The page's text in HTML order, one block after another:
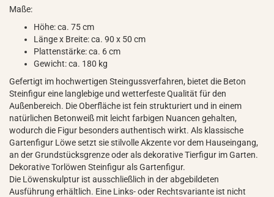
Maße:
Höhe: ca. 75 cm
Länge x Breite: ca. 90 x 50 cm
Plattenstärke: ca. 6 cm
Gewicht: ca. 180 kg
Gefertigt im hochwertigen Steingussverfahren, bietet die Beton
Steinfigur eine langlebige und wetterfeste Qualität für den
Außenbereich. Die Oberfläche ist fein strukturiert und in einem
natürlichen Betonweiß mit leicht farbigen Nuancen gehalten,
wodurch die Figur besonders authentisch wirkt. Als klassische
Gartenfigur Löwe setzt sie stilvolle Akzente vor dem Hauseingang,
an der Grundstücksgrenze oder als dekorative Tierfigur im Garten.
Dekorative Torlöwen Steinfigur als Gartenfigur.
Die Löwenskulptur ist ausschließlich in der abgebildeten
Ausführung erhältlich. Eine Links- oder Rechtsvariante ist nicht